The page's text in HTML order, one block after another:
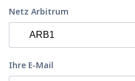
Netz Arbitrum
Ihre E-Mail